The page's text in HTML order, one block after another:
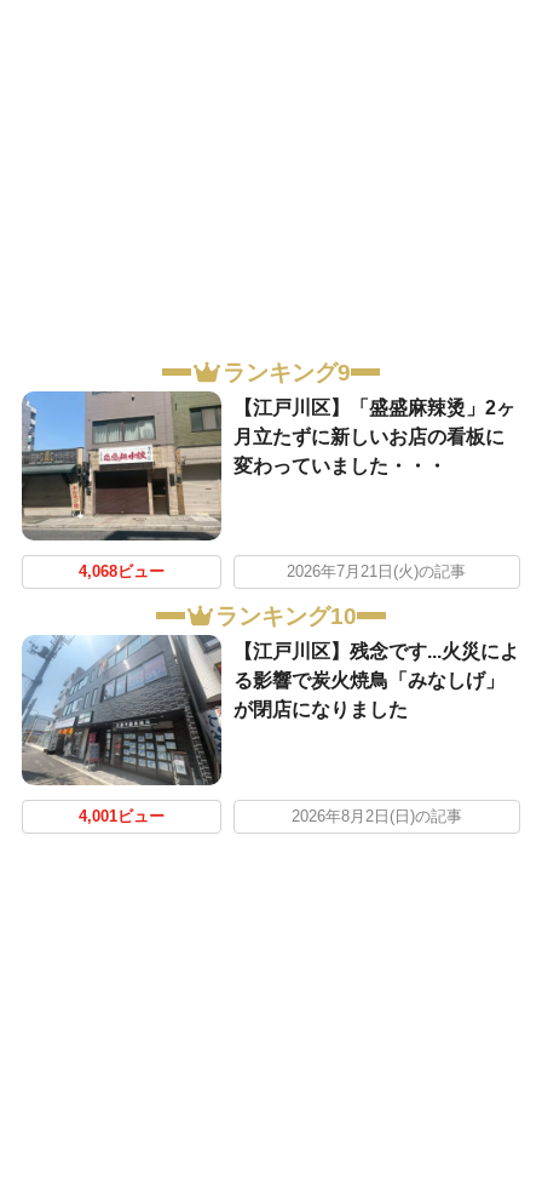
ランキング9
【江戸川区】「盛盛麻辣烫」2ヶ
月立たずに新しいお店の看板に
変わっていました・・・
4,068ビュー 2026年7月21日(火)の記事
ランキング10
【江戸川区】残念です...火災によ
る影響で炭火焼鳥「みなしげ」
が閉店になりました
4,001ビュー 2026年8月2日(日)の記事